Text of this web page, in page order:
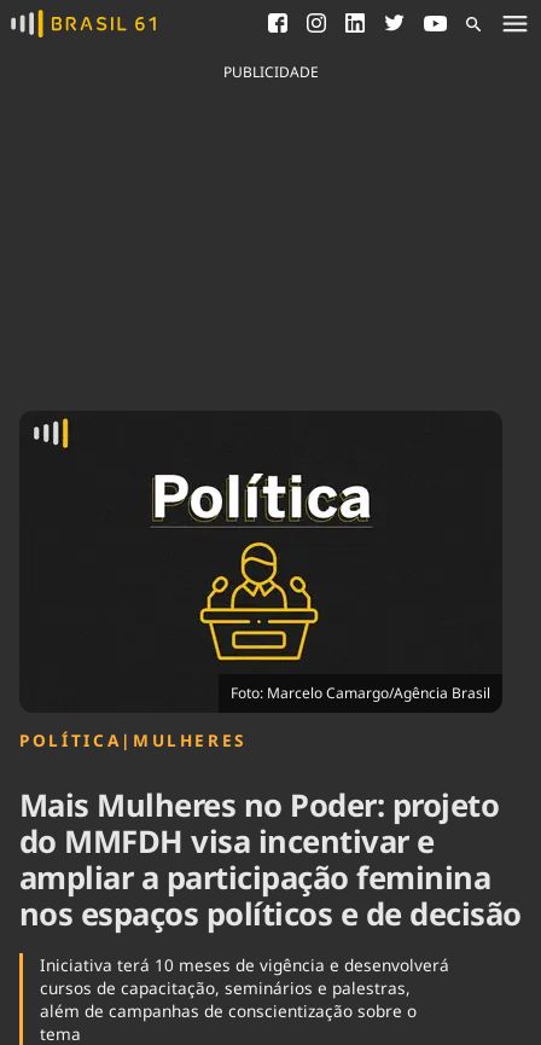
Ver todas as notícias
Saneamento
Indicadores
Agronegócios
Cultura
Economia
Educação
Infraestrutura
Internacional
Política
Saúde
PUBLICIDADE
Foto: Marcelo Camargo/Agência Brasil
POLÍTICA | MULHERES
Mais Mulheres no Poder: projeto
do MMFDH visa incentivar e
ampliar a participação feminina
nos espaços políticos e de decisão
Iniciativa terá 10 meses de vigência e desenvolverá
cursos de capacitação, seminários e palestras,
além de campanhas de conscientização sobre o
tema